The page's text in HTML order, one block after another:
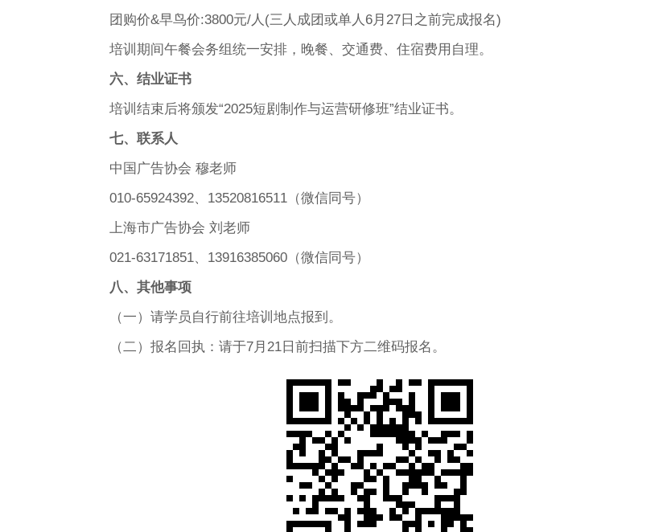
团购价&早鸟价:3800元/人(三人成团或单人6月27日之前完成报名)
培训期间午餐会务组统一安排，晚餐、交通费、住宿费用自理。
六、结业证书
培训结束后将颁发“2025短剧制作与运营研修班”结业证书。
七、联系人
中国广告协会 穆老师
010-65924392、13520816511（微信同号）
上海市广告协会 刘老师
021-63171851、13916385060（微信同号）
八、其他事项
（一）请学员自行前往培训地点报到。
（二）报名回执：请于7月21日前扫描下方二维码报名。